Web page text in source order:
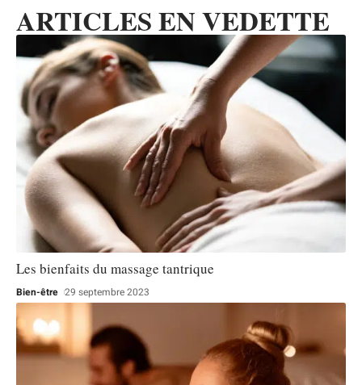
ARTICLES EN VEDETTE
Les bienfaits du massage tantrique
Bien-être 29 septembre 2023